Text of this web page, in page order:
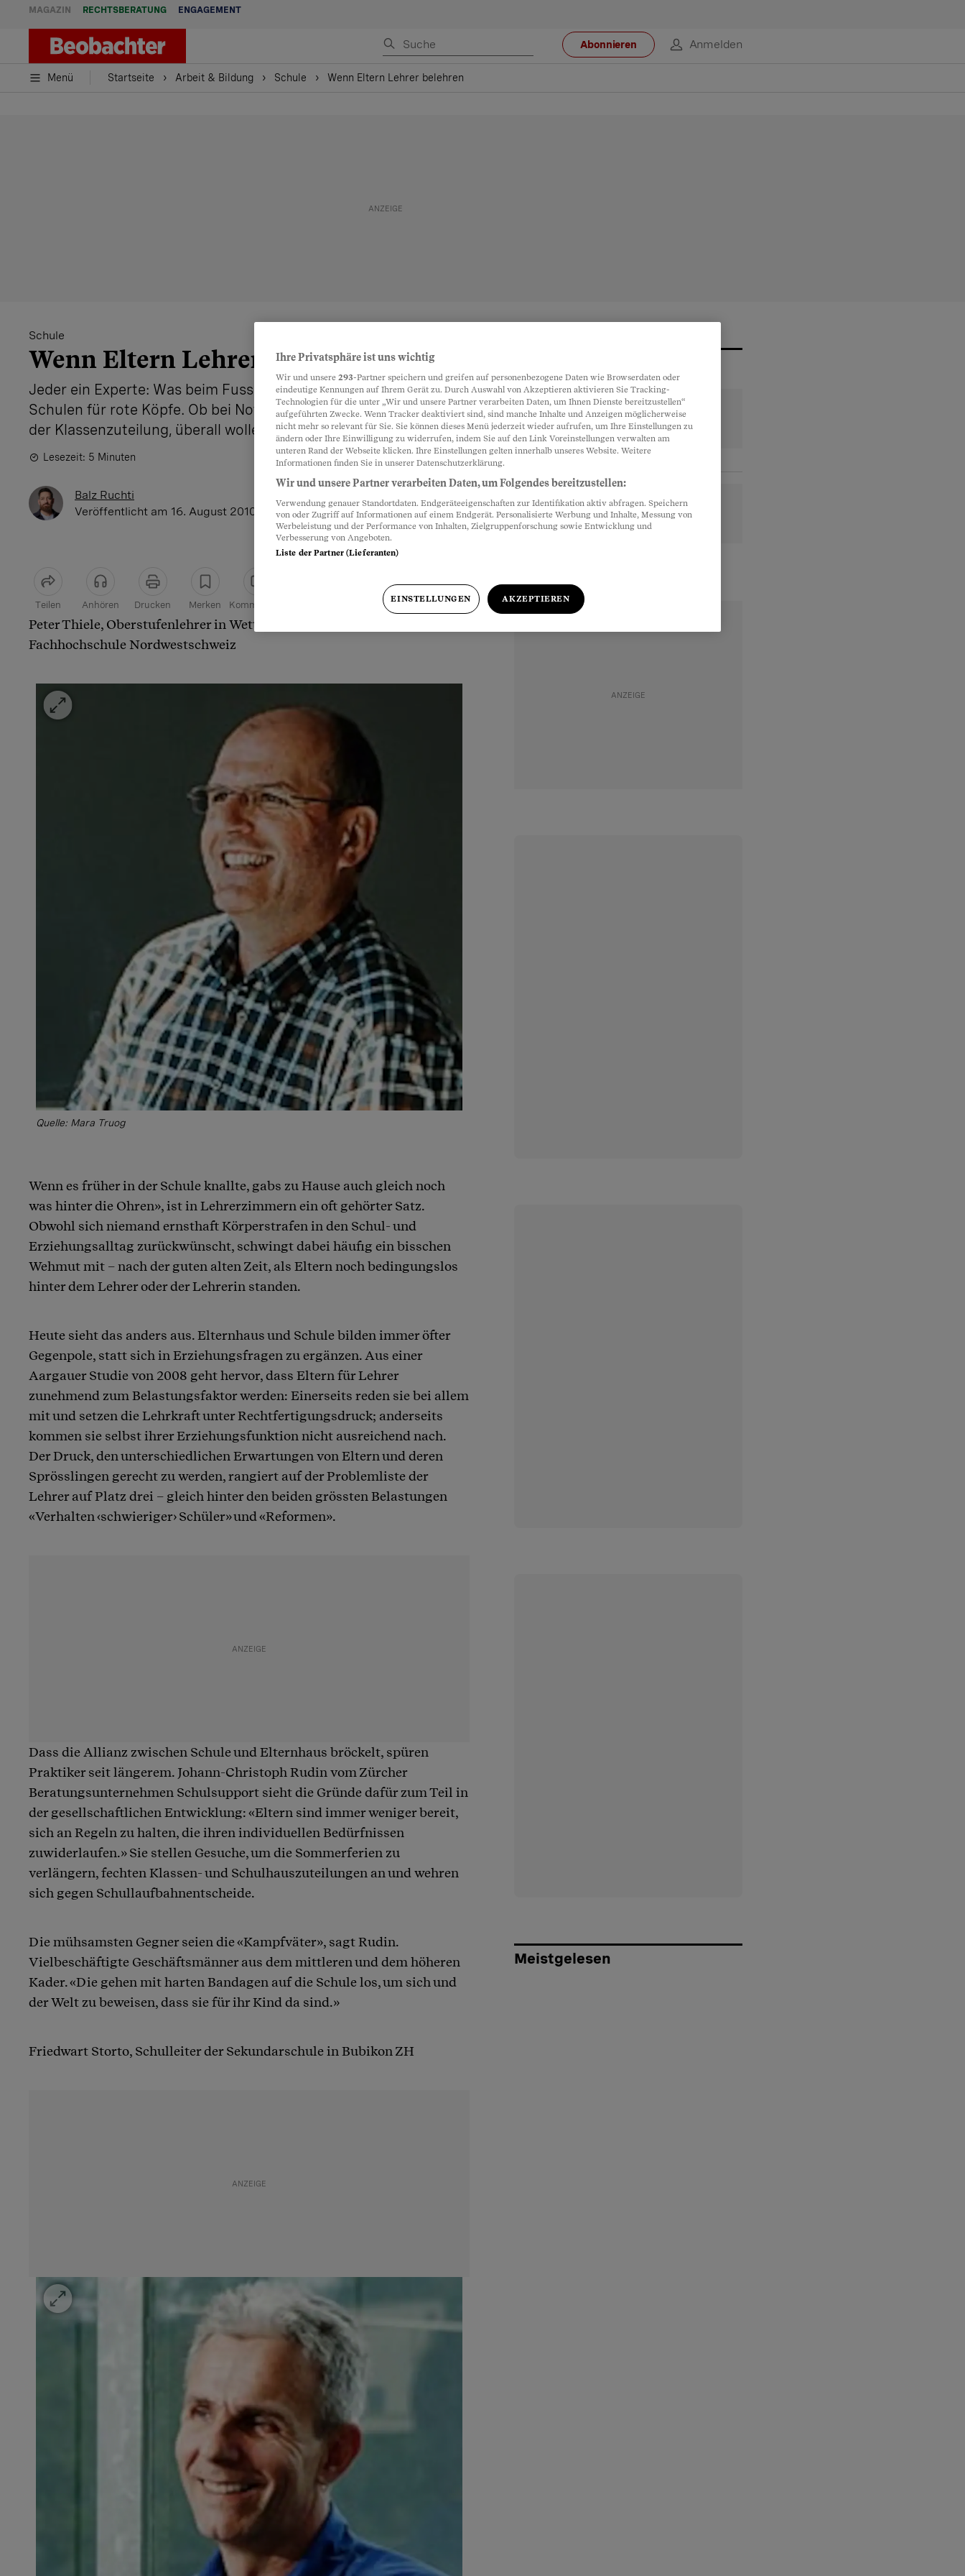
MAGAZIN RECHTSBERATUNG ENGAGEMENT
Abonnieren Anmelden
Menü Startseite Arbeit & Bildung Schule Wenn Eltern Lehrer belehren
Schule
Wenn Eltern Lehrer belehren
Jeder ein Experte: Was beim Fussball amüsant ist, sorgt in
Schulen für rote Köpfe. Ob bei Noten, im Unterrichtsstil oder bei
der Klassenzuteilung, überall wollen Eltern mitreden.
Lesezeit: 5 Minuten
Balz Ruchti
Veröffentlicht am 16. August 2010 - 18:20 Uhr
Teilen Anhören Drucken Merken Kommentare
Artikel teilen
Peter Thiele, Oberstufenlehrer in Wettingen und Praxislehrer an der
Fachhochschule Nordwestschweiz
Quelle: Mara Truog
Wenn es früher in der Schule knallte, gabs zu Hause auch gleich noch
was hinter die Ohren», ist in Lehrerzimmern ein oft gehörter Satz.
Obwohl sich niemand ernsthaft Körperstrafen in den Schul- und
Erziehungsalltag zurückwünscht, schwingt dabei häufig ein bisschen
Wehmut mit – nach der guten alten Zeit, als Eltern noch bedingungslos
hinter dem Lehrer oder der Lehrerin standen.
Heute sieht das anders aus. Elternhaus und Schule bilden immer öfter
Gegenpole, statt sich in Erziehungsfragen zu ergänzen. Aus einer
Aargauer Studie von 2008 geht hervor, dass Eltern für Lehrer
zunehmend zum Belastungsfaktor werden: Einerseits reden sie bei allem
mit und setzen die Lehrkraft unter Rechtfertigungsdruck; anderseits
kommen sie selbst ihrer Erziehungsfunktion nicht ausreichend nach.
Der Druck, den unterschiedlichen Erwartungen von Eltern und deren
Sprösslingen gerecht zu werden, rangiert auf der Problemliste der
Lehrer auf Platz drei – gleich hinter den beiden grössten Belastungen
«Verhalten ‹schwieriger› Schüler» und «Reformen».
Dass die Allianz zwischen Schule und Elternhaus bröckelt, spüren
Praktiker seit längerem. Johann-Christoph Rudin vom Zürcher
Beratungsunternehmen Schulsupport sieht die Gründe dafür zum Teil in
der gesellschaftlichen Entwicklung: «Eltern sind immer weniger bereit,
sich an Regeln zu halten, die ihren individuellen Bedürfnissen
zuwiderlaufen.» Sie stellen Gesuche, um die Sommerferien zu
verlängern, fechten Klassen- und Schulhauszuteilungen an und wehren
sich gegen Schullaufbahnentscheide.
Die mühsamsten Gegner seien die «Kampfväter», sagt Rudin.
Vielbeschäftigte Geschäftsmänner aus dem mittleren und dem höheren
Kader. «Die gehen mit harten Bandagen auf die Schule los, um sich und
der Welt zu beweisen, dass sie für ihr Kind da sind.»
Friedwart Storto, Schulleiter der Sekundarschule in Bubikon ZH
Meistgelesen
Ihre Privatsphäre ist uns wichtig
Wir und unsere 293-Partner speichern und greifen auf personenbezogene Daten wie Browserdaten oder
eindeutige Kennungen auf Ihrem Gerät zu. Durch Auswahl von Akzeptieren aktivieren Sie Tracking-
Technologien für die unter „Wir und unsere Partner verarbeiten Daten, um Ihnen Dienste bereitzustellen“
aufgeführten Zwecke. Wenn Tracker deaktiviert sind, sind manche Inhalte und Anzeigen möglicherweise
nicht mehr so relevant für Sie. Sie können dieses Menü jederzeit wieder aufrufen, um Ihre Einstellungen zu
ändern oder Ihre Einwilligung zu widerrufen, indem Sie auf den Link Voreinstellungen verwalten am
unteren Rand der Webseite klicken. Ihre Einstellungen gelten innerhalb unseres Website. Weitere
Informationen finden Sie in unserer Datenschutzerklärung.
Wir und unsere Partner verarbeiten Daten, um Folgendes bereitzustellen:
Verwendung genauer Standortdaten. Endgeräteeigenschaften zur Identifikation aktiv abfragen. Speichern
von oder Zugriff auf Informationen auf einem Endgerät. Personalisierte Werbung und Inhalte, Messung von
Werbeleistung und der Performance von Inhalten, Zielgruppenforschung sowie Entwicklung und
Verbesserung von Angeboten.
Liste der Partner (Lieferanten)
EINSTELLUNGEN AKZEPTIEREN